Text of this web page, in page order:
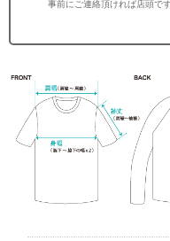
事前にご連絡頂ければ店頭で